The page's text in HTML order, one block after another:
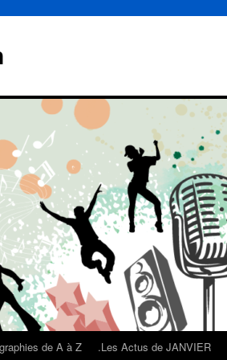
de A à Z .Les Actus de JANVIER